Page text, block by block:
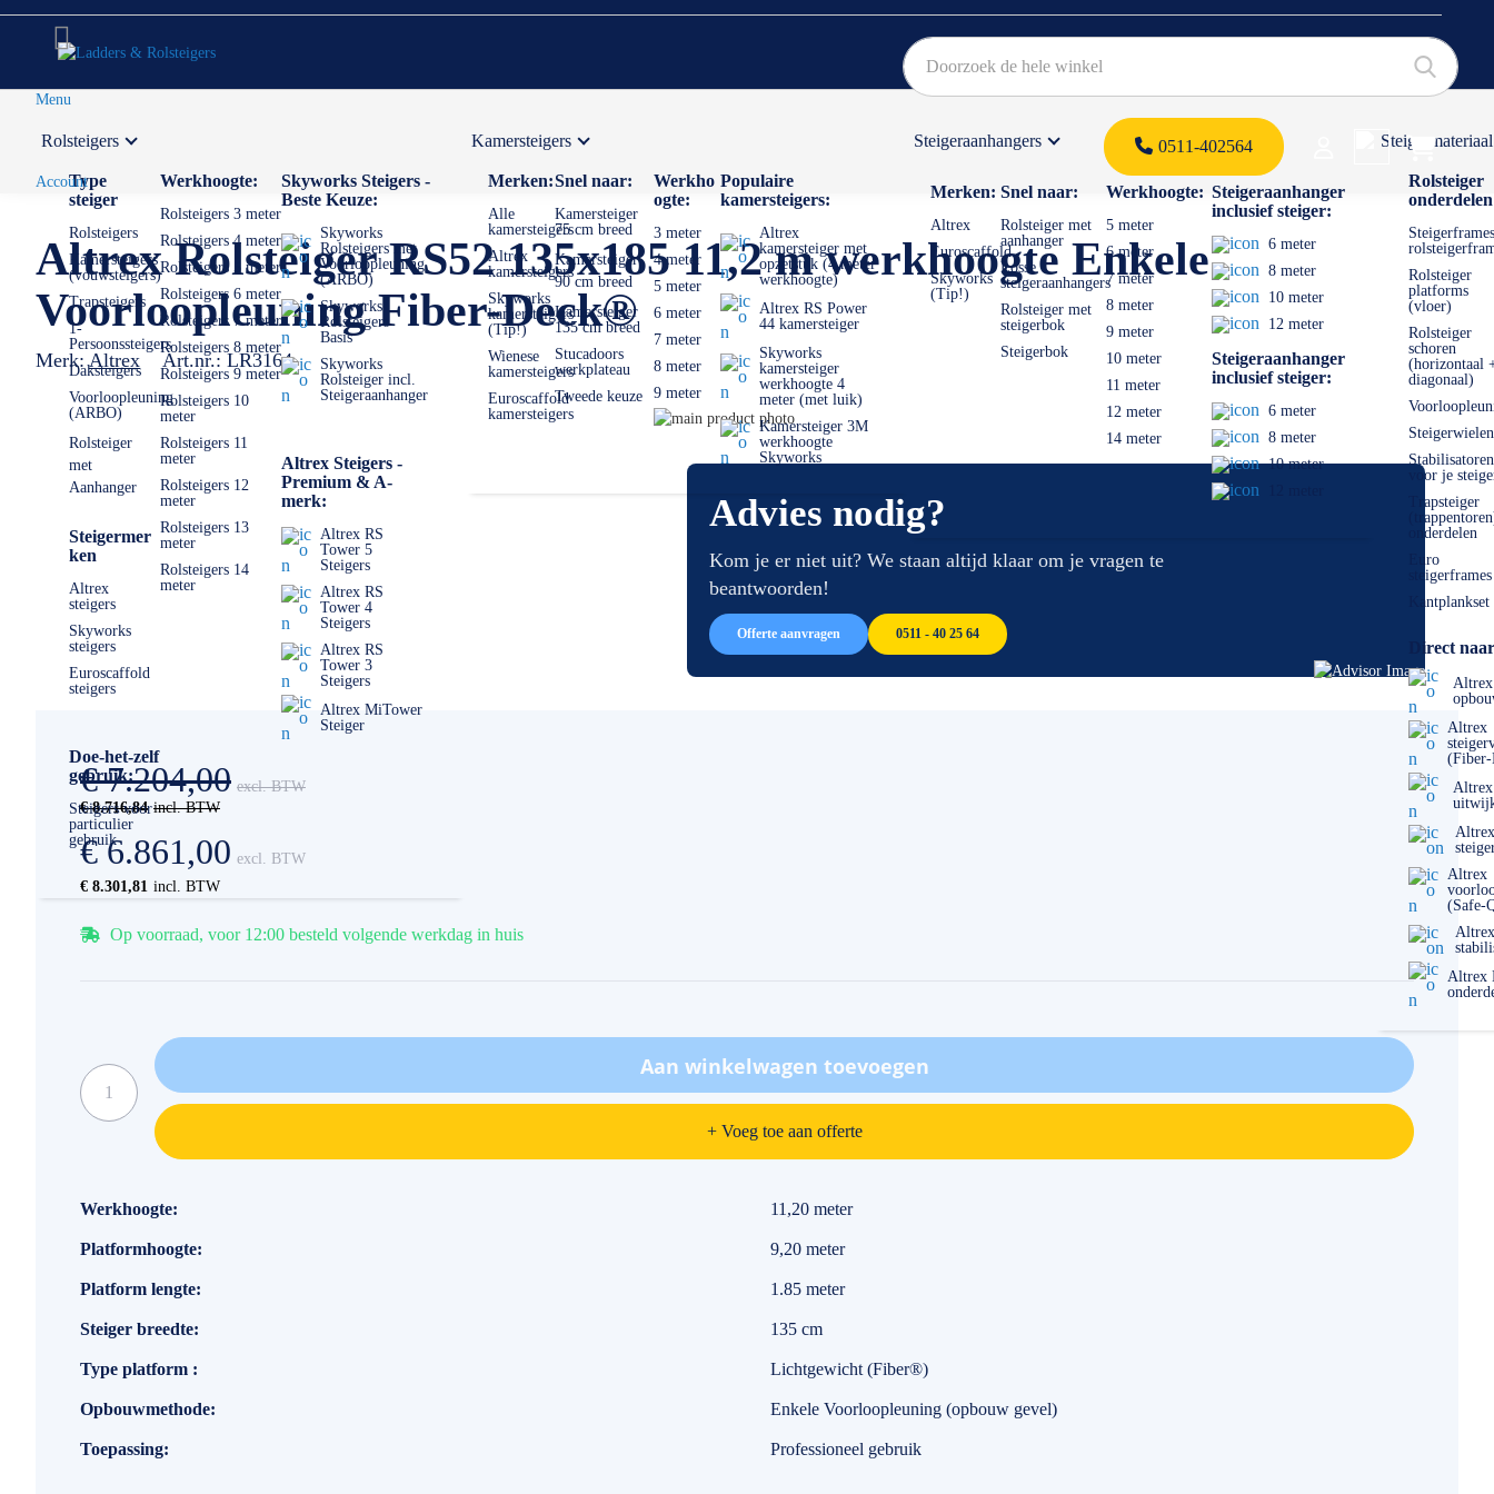
0511-402564
Menu
Rolsteigers
Type
steiger
Rolsteigers
Kamersteigers
(vouwsteigers)
Trapsteigers
1-
Persoonssteigers
Daksteigers
Voorloopleuning
(ARBO)
Rolsteiger
met
Aanhanger
Steigermer
ken
Altrex
steigers
Skyworks
steigers
Euroscaffold
steigers
Doe-het-zelf
gebruik:
Steigers voor
particulier
gebruik
Werkhoogte:
Rolsteigers 3 meter
Rolsteigers 4 meter
Rolsteigers 5 meter
Rolsteigers 6 meter
Rolsteigers 7 meter
Rolsteigers 8 meter
Rolsteigers 9 meter
Rolsteigers 10
meter
Rolsteigers 11
meter
Rolsteigers 12
meter
Rolsteigers 13
meter
Rolsteigers 14
meter
Skyworks Steigers -
Beste Keuze:
Skyworks
Rolsteigers met
Voorloopleuning
(ARBO)
Skyworks
Rolsteigers
Basis
Skyworks
Rolsteiger incl.
Steigeraanhanger
Altrex Steigers -
Premium & A-
merk:
Altrex RS
Tower 5
Steigers
Altrex RS
Tower 4
Steigers
Altrex RS
Tower 3
Steigers
Altrex MiTower
Steiger
Kamersteigers
Merken:
Alle
kamersteigers
Altrex
kamersteigers
Skyworks
kamersteigers
(Tip!)
Wienese
kamersteigers
Euroscaffold
kamersteigers
Snel naar:
Kamersteiger
75 cm breed
Kamersteiger
90 cm breed
Kamersteiger
135 cm breed
Stucadoors
werkplateau
Tweede keuze
Werkho
ogte:
3 meter
4 meter
5 meter
6 meter
7 meter
8 meter
9 meter
Populaire
kamersteigers:
Altrex
kamersteiger met
opzetstuk (4 meter
werkhoogte)
Altrex RS Power
44 kamersteiger
Skyworks
kamersteiger
werkhoogte 4
meter (met luik)
Kamersteiger 3M
werkhoogte
Skyworks
Steigeraanhangers
Merken:
Altrex
Euroscaffold
Skyworks
(Tip!)
Snel naar:
Rolsteiger met
aanhanger
Losse
steigeraanhangers
Rolsteiger met
steigerbok
Steigerbok
Werkhoogte:
5 meter
6 meter
7 meter
8 meter
9 meter
10 meter
11 meter
12 meter
14 meter
Steigeraanhanger
inclusief steiger:
6 meter
8 meter
10 meter
12 meter
Steigeraanhanger
inclusief steiger:
6 meter
8 meter
10 meter
Steigermateriaal
Rolsteiger
Rolsteiger
platforms
(vloer)
Rolsteiger
schoren
(horizontaal
diagonaal)
Steigerwielen
Stabilisatoren
voor je
Trapsteiger
onderdelen
Euro
steigerframes
Kantplankset
Direct
Altrex
Altrex
Altrex
Altrex
Altrex
(Safe-
Altrex
Altrex
Account
Altrex Rolsteiger RS52 135x185 11,2 m werkhoogte Enkele
Voorloopleuning Fiber-Deck®
Merk: Altrex Art.nr.: LR3164
Ga
afbeeldingen-
Advies nodig?
Kom je er niet uit? We staan altijd klaar om je vragen te
beantwoorden!
Offerte aanvragen 0511 - 40 25 64
€ 8.716,84
€ 7.204,00
€ 8.301,81
€ 6.861,00
Op voorraad, voor 12:00 besteld volgende werkdag in huis
Aan winkelwagen toevoegen
+ Voeg toe aan offerte
Specificaties
Werkhoogte 11,20 meter
Platformhoogte 9,20 meter
Platform lengte 1.85 meter
Steiger breedte 135 cm
Type platform Lichtgewicht (Fiber®)
Opbouwmethode Enkele Voorloopleuning (opbouw gevel)
Toepassing Professioneel gebruik